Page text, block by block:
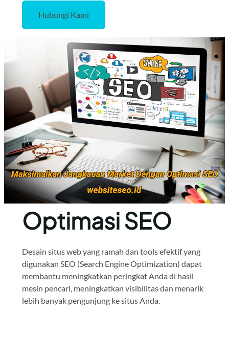
Hubungi Kami
Optimasi SEO
Desain situs web yang ramah dan tools efektif yang
digunakan SEO (Search Engine Optimization) dapat
membantu meningkatkan peringkat Anda di hasil
mesin pencari, meningkatkan visibilitas dan menarik
lebih banyak pengunjung ke situs Anda.